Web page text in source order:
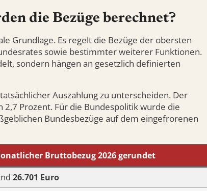
die Bezüge berechnet?
Grundlage. Es regelt die Bezüge der obersten
sowie bestimmter weiterer Funktionen.
sondern hängen an gesetzlich definierten
Auszahlung zu unterscheiden. Der
Prozent. Für die Bundespolitik wurde die
Bundesbezüge auf dem eingefrorenen
Bruttobezug 2026 gerundet
26.701 Euro